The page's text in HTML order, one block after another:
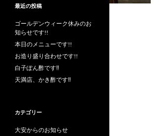
最近の投稿
ゴールデンウィーク休みのお
知らせです!!
本日のメニューです!!
お造り盛り合わせです!!
白子ぽん酢です‼︎
天満店、かき酢です‼︎
カテゴリー
大安からのお知らせ